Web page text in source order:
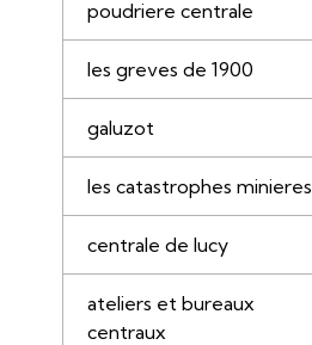
poudriere centrale
les greves de 1900
galuzot
les catastrophes minieres
centrale de lucy
ateliers et bureaux
centraux